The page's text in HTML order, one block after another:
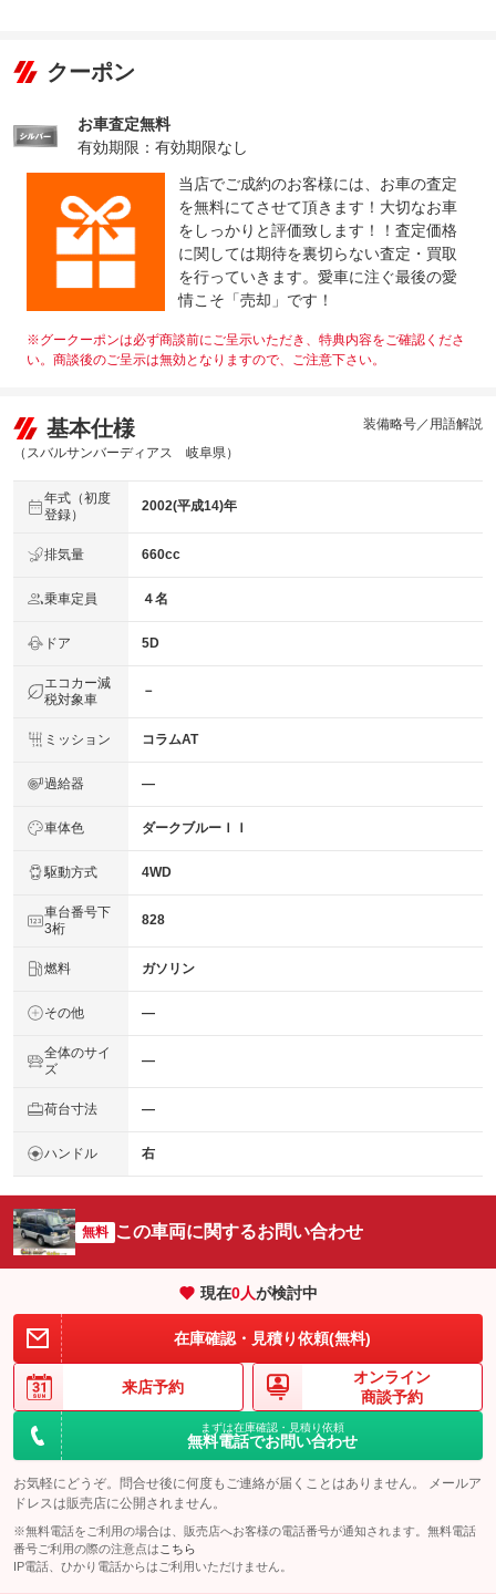
クーポン
お車査定無料
有効期限：有効期限なし
当店でご成約のお客様には、お車の査定
を無料にてさせて頂きます！大切なお車
をしっかりと評価致します！！査定価格
に関しては期待を裏切らない査定・買取
を行っていきます。愛車に注ぐ最後の愛
情こそ「売却」です！
※グークーポンは必ず商談前にご呈示いただき、特典内容をご確認くださ
い。商談後のご呈示は無効となりますので、ご注意下さい。
基本仕様
（スバルサンバーディアス 岐阜県）
装備略号／用語解説
年式（初度
登録）
2002(平成14)年
排気量 660cc
乗車定員 ４名
ドア 5D
エコカー減
税対象車
－
ミッション コラムAT
過給器 ―
車体色 ダークブルーＩＩ
駆動方式 4WD
車台番号下
3桁
828
燃料 ガソリン
その他 ―
全体のサイ
ズ
―
荷台寸法 ―
ハンドル 右
無料 この車両に関するお問い合わせ
現在0人が検討中
在庫確認・見積り依頼(無料)
来店予約
オンライン
商談予約
まずは在庫確認・見積り依頼
無料電話でお問い合わせ
お気軽にどうぞ。問合せ後に何度もご連絡が届くことはありません。 メールア
ドレスは販売店に公開されません。
※無料電話をご利用の場合は、販売店へお客様の電話番号が通知されます。無料電話
番号ご利用の際の注意点は こちら
IP電話、ひかり電話からはご利用いただけません。